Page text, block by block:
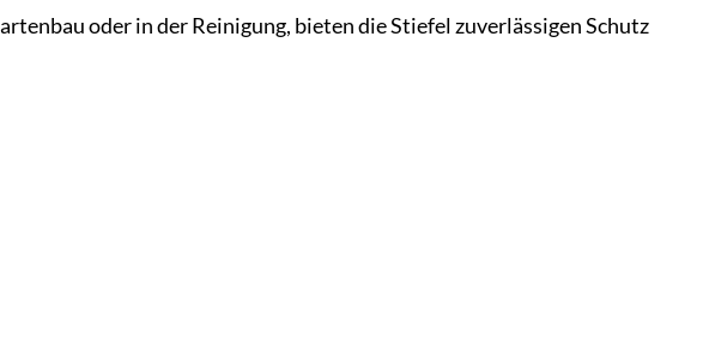
oder in der Reinigung, bieten die Stiefel zuverlässigen Schutz